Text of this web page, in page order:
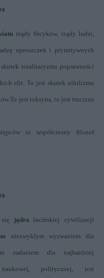
rządy fircyków, rządy ludzi,
uproszczeń i prymitywnych
totalitaryzmu poprawności
elit. To jest skutek nihilizmu
To jest toksyna, to jest trucizna
to współczesny filozof
się jądra łacińskiej cywilizacji
niezwykłym wyzwaniem dla
zadaniem dla najbardziej
politycznej, jest